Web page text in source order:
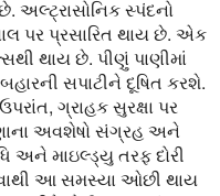
અલ્ટ્રાસોનિક સ્પંદનો
પર પ્રસારિત થાય છે. એક
થાય છે. પીણું પાણીમાં
સપાટીને દૂષિત કરશે.
ગ્રાહક સુરક્ષા પર
અવશેષો સંગ્રહ અને
અને માઇલ્ડ્યુ તરફ દોરી
આ સમસ્યા ઓછી થાય